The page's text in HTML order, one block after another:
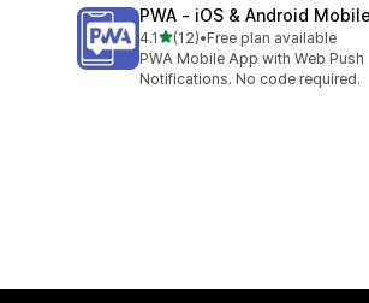
PWA ‑ iOS & Android
4.1별 5개 중
(12)
총 리뷰 12개
•Free plan available
PWA Mobile App with Web Push
Notifications. No code required.